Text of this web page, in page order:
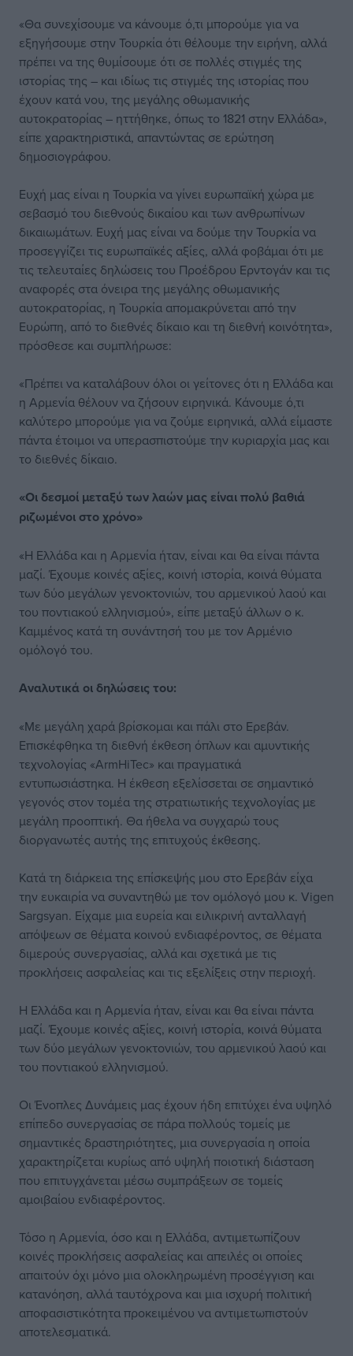
«Θα συνεχίσουμε να κάνουμε ό,τι μπορούμε για να
εξηγήσουμε στην Τουρκία ότι θέλουμε την ειρήνη, αλλά
πρέπει να της θυμίσουμε ότι σε πολλές στιγμές της
ιστορίας της – και ιδίως τις στιγμές της ιστορίας που
έχουν κατά νου, της μεγάλης οθωμανικής
αυτοκρατορίας – ηττήθηκε, όπως το 1821 στην Ελλάδα»,
είπε χαρακτηριστικά, απαντώντας σε ερώτηση
δημοσιογράφου.
Ευχή μας είναι η Τουρκία να γίνει ευρωπαϊκή χώρα με
σεβασμό του διεθνούς δικαίου και των ανθρωπίνων
δικαιωμάτων. Ευχή μας είναι να δούμε την Τουρκία να
προσεγγίζει τις ευρωπαϊκές αξίες, αλλά φοβάμαι ότι με
τις τελευταίες δηλώσεις του Προέδρου Ερντογάν και τις
αναφορές στα όνειρα της μεγάλης οθωμανικής
αυτοκρατορίας, η Τουρκία απομακρύνεται από την
Ευρώπη, από το διεθνές δίκαιο και τη διεθνή κοινότητα»,
πρόσθεσε και συμπλήρωσε:
«Πρέπει να καταλάβουν όλοι οι γείτονες ότι η Ελλάδα και
η Αρμενία θέλουν να ζήσουν ειρηνικά. Κάνουμε ό,τι
καλύτερο μπορούμε για να ζούμε ειρηνικά, αλλά είμαστε
πάντα έτοιμοι να υπερασπιστούμε την κυριαρχία μας και
το διεθνές δίκαιο.
«Οι δεσμοί μεταξύ των λαών μας είναι πολύ βαθιά
ριζωμένοι στο χρόνο»
«Η Ελλάδα και η Αρμενία ήταν, είναι και θα είναι πάντα
μαζί. Έχουμε κοινές αξίες, κοινή ιστορία, κοινά θύματα
των δύο μεγάλων γενοκτονιών, του αρμενικού λαού και
του ποντιακού ελληνισμού», είπε μεταξύ άλλων ο κ.
Καμμένος κατά τη συνάντησή του με τον Αρμένιο
ομόλογό του.
Αναλυτικά οι δηλώσεις του:
«Με μεγάλη χαρά βρίσκομαι και πάλι στο Ερεβάν.
Επισκέφθηκα τη διεθνή έκθεση όπλων και αμυντικής
τεχνολογίας «ArmHiTec» και πραγματικά
εντυπωσιάστηκα. Η έκθεση εξελίσσεται σε σημαντικό
γεγονός στον τομέα της στρατιωτικής τεχνολογίας με
μεγάλη προοπτική. Θα ήθελα να συγχαρώ τους
διοργανωτές αυτής της επιτυχούς έκθεσης.
Κατά τη διάρκεια της επίσκεψής μου στο Ερεβάν είχα
την ευκαιρία να συναντηθώ με τον ομόλογό μου κ. Vigen
Sargsyan. Είχαμε μια ευρεία και ειλικρινή ανταλλαγή
απόψεων σε θέματα κοινού ενδιαφέροντος, σε θέματα
διμερούς συνεργασίας, αλλά και σχετικά με τις
προκλήσεις ασφαλείας και τις εξελίξεις στην περιοχή.
Η Ελλάδα και η Αρμενία ήταν, είναι και θα είναι πάντα
μαζί. Έχουμε κοινές αξίες, κοινή ιστορία, κοινά θύματα
των δύο μεγάλων γενοκτονιών, του αρμενικού λαού και
του ποντιακού ελληνισμού.
Οι Ένοπλες Δυνάμεις μας έχουν ήδη επιτύχει ένα υψηλό
επίπεδο συνεργασίας σε πάρα πολλούς τομείς με
σημαντικές δραστηριότητες, μια συνεργασία η οποία
χαρακτηρίζεται κυρίως από υψηλή ποιοτική διάσταση
που επιτυγχάνεται μέσω συμπράξεων σε τομείς
αμοιβαίου ενδιαφέροντος.
Τόσο η Αρμενία, όσο και η Ελλάδα, αντιμετωπίζουν
κοινές προκλήσεις ασφαλείας και απειλές οι οποίες
απαιτούν όχι μόνο μια ολοκληρωμένη προσέγγιση και
κατανόηση, αλλά ταυτόχρονα και μια ισχυρή πολιτική
αποφασιστικότητα προκειμένου να αντιμετωπιστούν
αποτελεσματικά.